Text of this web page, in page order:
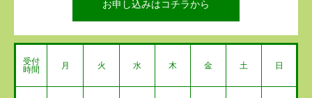
お申し込みはコチラから
受付
時間
月 火 水 木 金 土 日